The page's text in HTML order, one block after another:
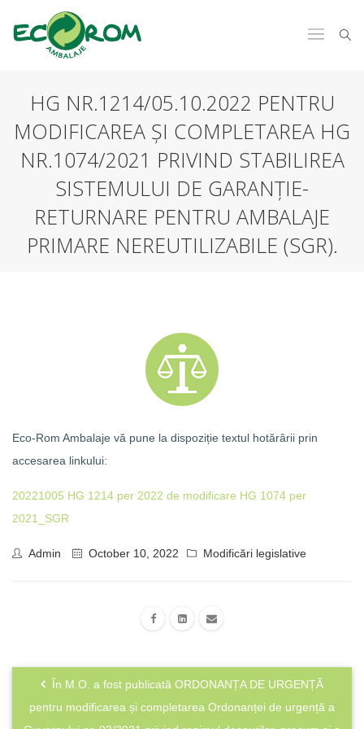
HG NR.1214/05.10.2022 PENTRU
MODIFICAREA ȘI COMPLETAREA HG
NR.1074/2021 PRIVIND STABILIREA
SISTEMULUI DE GARANȚIE-
RETURNARE PENTRU AMBALAJE
PRIMARE NEREUTILIZABILE (SGR).
Eco-Rom Ambalaje vă pune la dispoziție textul hotărârii prin
accesarea linkului:
20221005 HG 1214 per 2022 de modificare HG 1074 per
2021_SGR
Admin October 10, 2022 Modificări legislative
În M.O. a fost publicată ORDONANȚA DE URGENȚĂ
pentru modificarea și completarea Ordonanței de urgență a